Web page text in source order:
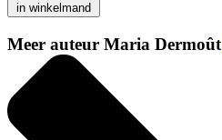
in winkelmand
Meer auteur Maria Dermoût